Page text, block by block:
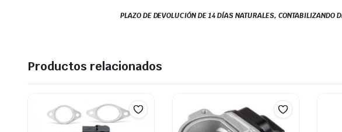
PLAZO DE DEVOLUCIÓN DE 14 DÍAS NATURALES, CONTABILIZANDO
Productos relacionados